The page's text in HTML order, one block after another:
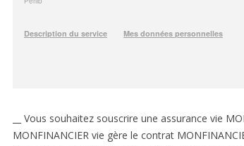
__ Vous souhaitez souscrire une assurance vie
MONFINANCIER vie gère le contrat